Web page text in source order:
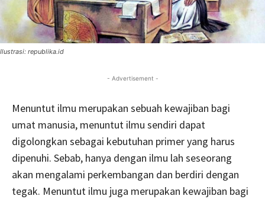
Ilustrasi: republika.id
- Advertisement -
Menuntut ilmu merupakan sebuah kewajiban bagi
umat manusia, menuntut ilmu sendiri dapat
digolongkan sebagai kebutuhan primer yang harus
dipenuhi. Sebab, hanya dengan ilmu lah seseorang
akan mengalami perkembangan dan berdiri dengan
tegak. Menuntut ilmu juga merupakan kewajiban bagi